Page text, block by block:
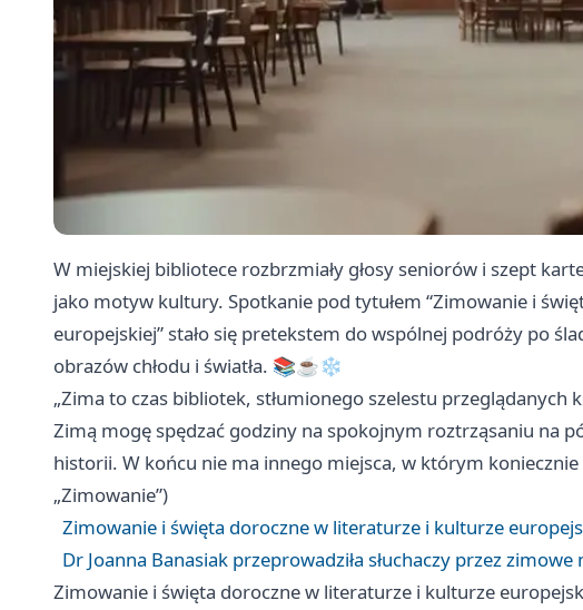
W miejskiej bibliotece rozbrzmiały głosy seniorów i szept
jako motyw kultury. Spotkanie pod tytułem “Zimowanie i
europejskiej” stało się pretekstem do wspólnej podróży po
obrazów chłodu i światła. 📚☕❄️
„Zima to czas bibliotek, stłumionego szelestu przeglądanych
Zimą mogę spędzać godziny na spokojnym roztrząsaniu na
historii. W końcu nie ma innego miejsca, w którym koniecznie
„Zimowanie”)
Zimowanie i święta doroczne w literaturze i kulturze
Dr Joanna Banasiak przeprowadziła słuchaczy przez
Zimowanie i święta doroczne w literaturze i kulturze